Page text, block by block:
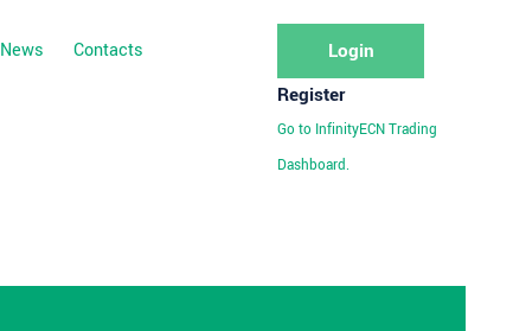
News Contacts
Login
Register
Go to InfinityECN Trading
Dashboard.